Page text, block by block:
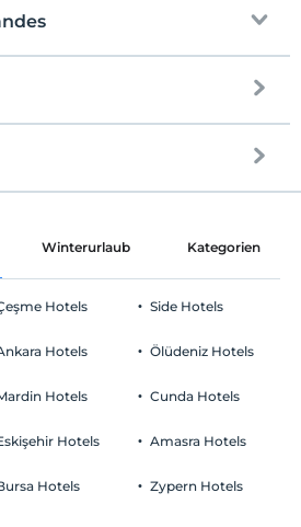
Strand
und alle Räume
Privatparkplatz
bis zum Alter von 2 ist
Winterurlaub Kategorien
Hotels
Hotels
Hotels
Hotels
Hotels
Side Hotels
Ölüdeniz Hotels
Cunda Hotels
Amasra Hotels
Zypern Hotels